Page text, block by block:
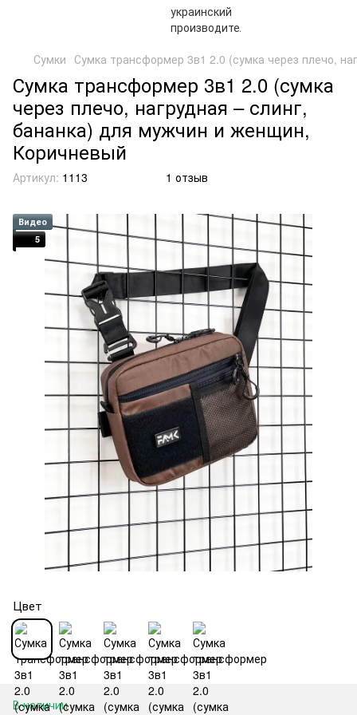
Сумки Сумка трансформер 3в1 2.0 (сумка через плечо,
Сумка трансформер 3в1 2.0 (сумка
через плечо, нагрудная – слинг,
бананка) для мужчин и женщин,
Коричневый
Артикул: 1113 1 отзыв
Видео
5
Цвет
В наличии